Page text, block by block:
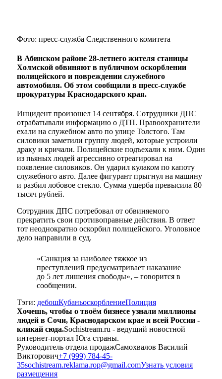
Фото: пресс-служба Следственного комитета
В Абинском районе 28-летнего жителя станицы
Холмской обвиняют в публичном оскорблении
полицейского и повреждении служебного
автомобиля. Об этом сообщили в пресс-службе
прокуратуры Краснодарского края.
Инцидент произошел 14 сентября. Сотрудники ДПС
отрабатывали информацию о ДТП. Правоохранители
ехали на служебном авто по улице Толстого. Там
силовики заметили группу людей, которые устроили
драку и кричали. Полицейские подъехали к ним. Один
из пьяных людей агрессивно отреагировал на
появление силовиков. Он ударил кулаком по капоту
служебного авто. Далее фигурант прыгнул на машину
и разбил лобовое стекло. Сумма ущерба превысила 80
тысяч рублей.
Сотрудник ДПС потребовал от обвиняемого
прекратить свои противоправные действия. В ответ
тот неоднократно оскорбил полицейского. Уголовное
дело направили в суд.
«Санкция за наиболее тяжкое из
преступлений предусматривает наказание
до 5 лет лишения свободы», – говорится в
сообщении.
Тэги: дебошКубаньоскорблениеПолиция
Хочешь, чтобы о твоём бизнесе узнали миллионы
людей в Сочи, Краснодарском крае и всей России -
кликай сюда.Sochistream.ru - ведущий новостной
интернет-портал Юга страны.
Руководитель отдела продажСамохвалов Василий
Викторович+7 (999) 784-45-
35sochistream.reklama.rop@gmail.comУзнать условия
размещения